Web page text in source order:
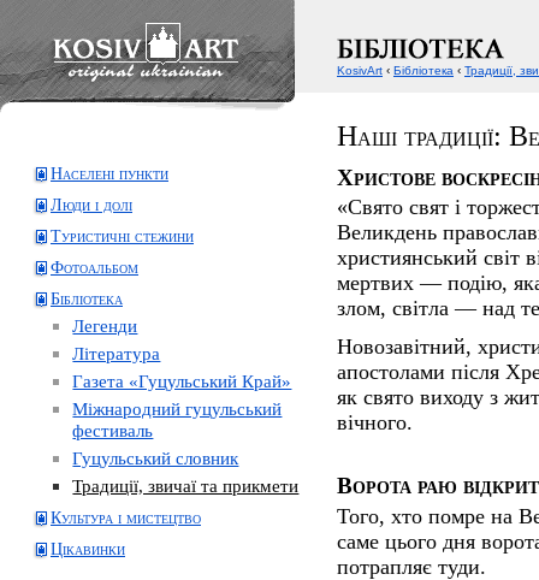
Наші традиції:
Населені пункти
Люди і долі
Туристичні стежини
Фотоальбом
Бібліотека
Легенди
Література
Газета «Гуцульський Край»
Міжнародний гуцульський
фестиваль
Гуцульський словник
Традиції, звичаї та прикмети
Культура і мистецтво
Цікавинки
Христове
«Свято свят і
Великдень
християнський світ
мертвих — подію,
злом, світла — над
Новозавітний,
апостолами після
як свято виходу з
вічного.
Ворота раю
Того, хто помре на
саме цього дня
потрапляє туди.
KosivArt ‹ Бібліотека ‹ Традиції,